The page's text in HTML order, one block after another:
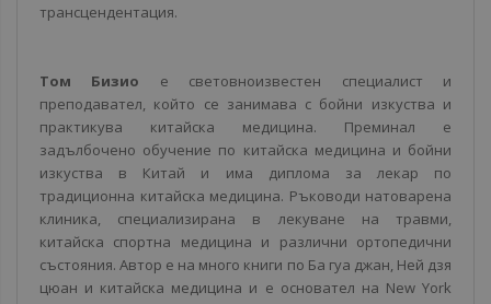
трансцендентация.
Том Бизио е световноизвестен специалист и
преподавател, който се занимава с бойни изкуства и
практикува китайска медицина. Преминал е
задълбочено обучение по китайска медицина и бойни
изкуства в Китай и има диплома за лекар по
традиционна китайска медицина. Ръководи натоварена
клиника, специализирана в лекуване на травми,
китайска спортна медицина и различни ортопедични
състояния. Автор е на много книги по Ба гуа джан, Ней дзя
цюан и китайска медицина и е основател на New York